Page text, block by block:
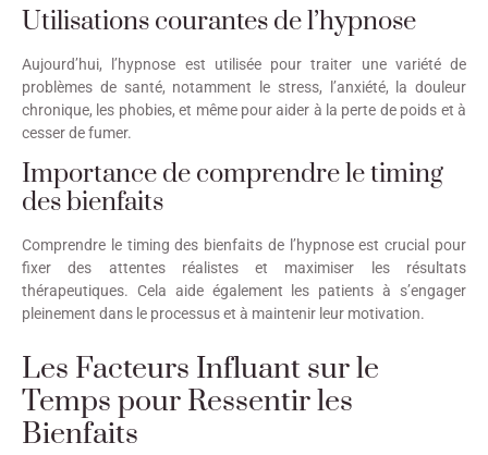
Utilisations courantes de l’hypnose
Aujourd’hui, l’hypnose est utilisée pour traiter une variété de
problèmes de santé, notamment le stress, l’anxiété, la douleur
chronique, les phobies, et même pour aider à la perte de poids et à
cesser de fumer.
Importance de comprendre le timing
des bienfaits
Comprendre le timing des bienfaits de l’hypnose est crucial pour
fixer des attentes réalistes et maximiser les résultats
thérapeutiques. Cela aide également les patients à s’engager
pleinement dans le processus et à maintenir leur motivation.
Les Facteurs Influant sur le
Temps pour Ressentir les
Bienfaits